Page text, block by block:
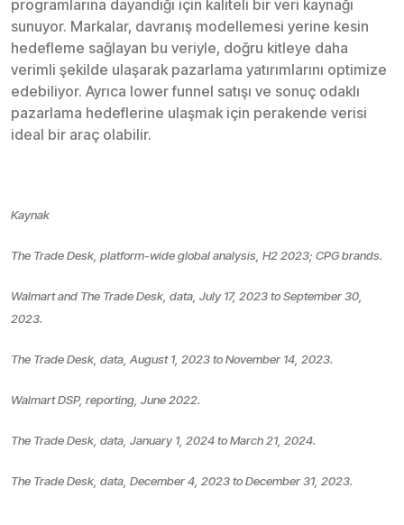
programlarına dayandığı için kaliteli bir veri kaynağı
sunuyor. Markalar, davranış modellemesi yerine kesin
hedefleme sağlayan bu veriyle, doğru kitleye daha
verimli şekilde ulaşarak pazarlama yatırımlarını optimize
edebiliyor. Ayrıca lower funnel satışı ve sonuç odaklı
pazarlama hedeflerine ulaşmak için perakende verisi
ideal bir araç olabilir.
Kaynak
The Trade Desk, platform-wide global analysis, H2 2023; CPG brands.
Walmart and The Trade Desk, data, July 17, 2023 to September 30,
2023.
The Trade Desk, data, August 1, 2023 to November 14, 2023.
Walmart DSP, reporting, June 2022.
The Trade Desk, data, January 1, 2024 to March 21, 2024.
The Trade Desk, data, December 4, 2023 to December 31, 2023.